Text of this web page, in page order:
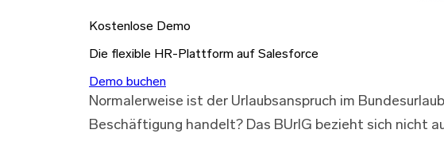
Kostenlose Demo
Die flexible HR-Plattform auf Salesforce
Demo buchen
Normalerweise ist der Urlaubsanspruch im
Beschäftigung handelt? Das BUrlG bezieht sich nicht